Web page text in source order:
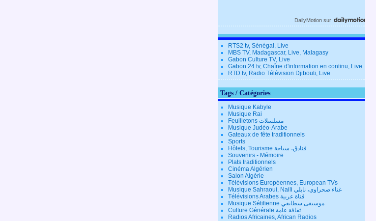
DailyMotion sur
RTS2 tv, Sénégal, Live
MBS TV, Madagascar, Live, Malagasy
Gabon Culture TV, Live
Gabon 24 tv, Chaîne d'information en continu, Live
RTD tv, Radio Télévision Djibouti, Live
Tags / Catégories
Musique Kabyle
Musique Rai
Feuilletons مسلسلات
Musique Judéo-Arabe
Gateaux de fête traditionnels
Sports
Hôtels, Tourisme فنادق، سياحة
Souvenirs - Mémoire
Plats traditionnels
Cinéma Algérien
Salon Algérie
Télévisions Européennes, European TVs
Musique Sahraoui, Naili غناء صحراوي، نايلي
Télévisions Arabes قناة عربية
Musique Sétifienne موسيقى سطايفي
Culture Générale ثقافة عامة
Radios Africaines, African Radios